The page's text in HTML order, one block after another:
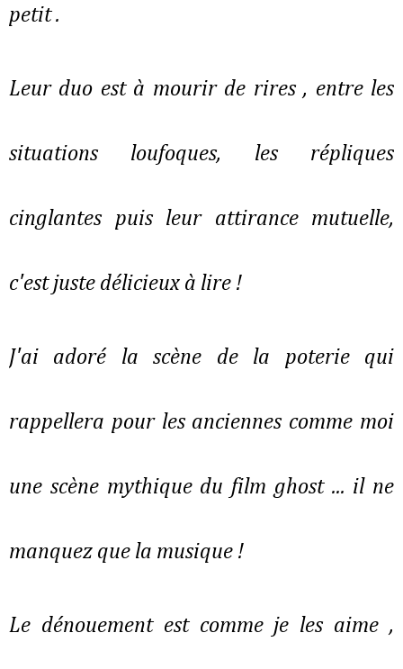
petit .
Leur duo est à mourir de rires , entre les
situations loufoques, les répliques
cinglantes puis leur attirance mutuelle,
c'est juste délicieux à lire !
J'ai adoré la scène de la poterie qui
rappellera pour les anciennes comme moi
une scène mythique du film ghost ... il ne
manquez que la musique !
Le dénouement est comme je les aime ,